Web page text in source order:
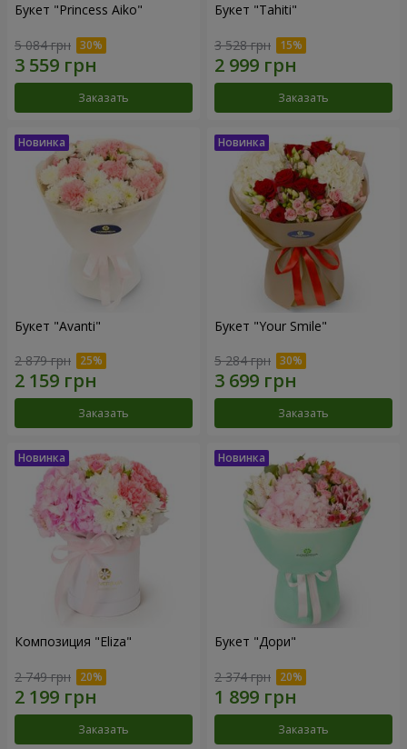
Букет "Princess Aiko"
5 084 грн
Заказать
Букет "Tahiti"
3 528 грн
Заказать
Букет "Avanti"
2 879 грн
Заказать
Букет "Your Smile"
5 284 грн
Заказать
Композиция "Eliza"
2 749 грн
Заказать
Букет "Дори"
2 374 грн
Заказать